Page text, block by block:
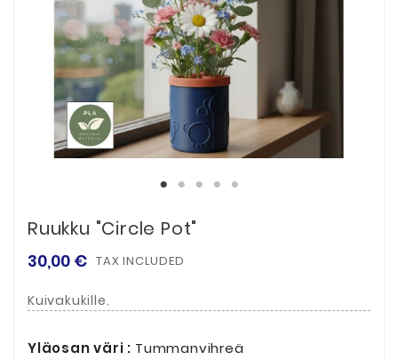
Ruukku "Circle Pot"
30,00 € TAX INCLUDED
Kuivakukille.
Yläosan väri : Tummanvihreä